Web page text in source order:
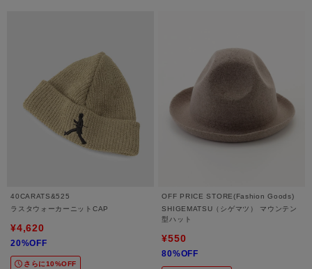
40CARATS&525
ラスタウォーカーニットCAP
¥4,620
20%OFF
さらに10%OFF
OFF PRICE STORE(Fashion Goods)
SHIGEMATSU（シゲマツ） マウンテン
型ハット
¥550
80%OFF